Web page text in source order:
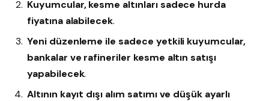
Kuyumcular, kesme altınları sadece hurda
fiyatına alabilecek.
Yeni düzenleme ile sadece yetkili kuyumcular,
bankalar ve rafineriler kesme altın satışı
yapabilecek.
Altının kayıt dışı alım satımı ve düşük ayarlı